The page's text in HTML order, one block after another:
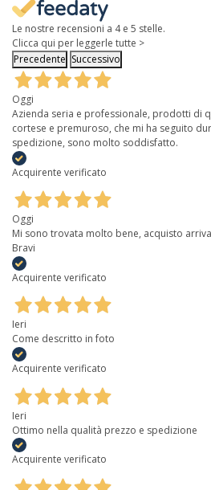
Le nostre recensioni a 4 e 5 stelle.
Clicca qui per leggerle tutte >
Precedente Successivo
Oggi
Azienda seria e professionale, prodotti di
cortese e premuroso, che mi ha seguito
spedizione, sono molto soddisfatto.
Acquirente verificato
Oggi
Mi sono trovata molto bene, acquisto
Bravi
Acquirente verificato
Ieri
Come descritto in foto
Acquirente verificato
Ieri
Ottimo nella qualità prezzo e spedizione
Acquirente verificato